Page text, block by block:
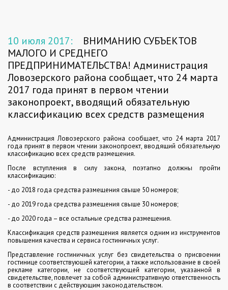
10 июля 2017:
ВНИМАНИЮ СУБЪЕКТОВ
МАЛОГО И СРЕДНЕГО
ПРЕДПРИНИМАТЕЛЬСТВА! Администрация
Ловозерского района сообщает, что 24 марта
2017 года принят в первом чтении
законопроект, вводящий обязательную
классификацию всех средств размещения
Администрация Ловозерского района сообщает, что 24 марта 2017
года принят в первом чтении законопроект, вводящий обязательную
классификацию всех средств размещения.
После вступления в силу закона, поэтапно должны пройти
классификацию:
- до 2018 года средства размещения свыше 50 номеров;
- до 2019 года средства размещения свыше 30 номеров;
- до 2020 года – все остальные средства размещения.
Классификация средств размещения является одним из инструментов
повышения качества и сервиса гостиничных услуг.
Представление гостиничных услуг без свидетельства о присвоении
гостинице соответствующей категории, а также использование в своей
рекламе категории, не соответствующей категории, указанной в
свидетельстве, повлечет за собой административную ответственность
в соответствии с действующим законодательством.